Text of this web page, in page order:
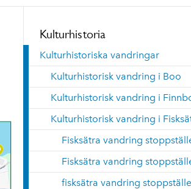
Kulturhistoria
Kulturhistoriska vandringar
Kulturhistorisk vandring i Boo
Kulturhistorisk vandring i
Kulturhistorisk vandring i
Fisksätra vandring
Fisksätra vandring
fisksätra vandring